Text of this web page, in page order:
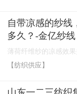
自带凉感的纱线
多久？-金亿纱线
薄荷纤维纱的凉感效
【纺织供应】